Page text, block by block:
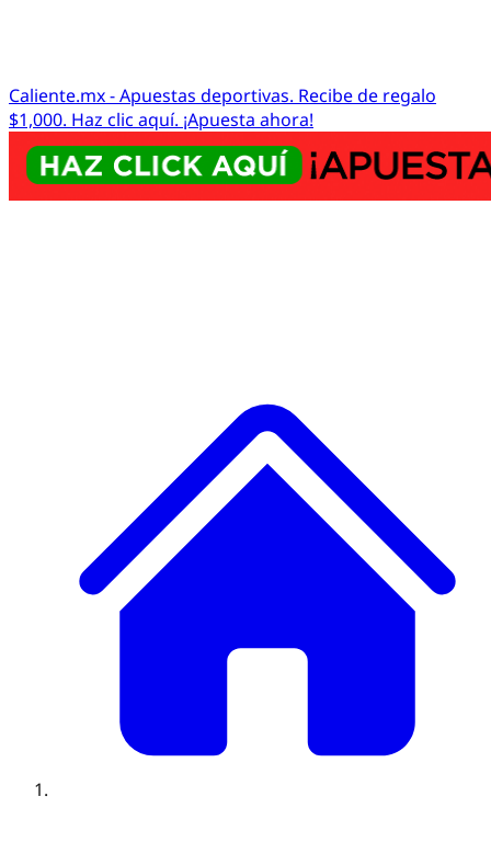
Caliente.mx - Apuestas deportivas. Recibe de regalo
$1,000. Haz clic aquí. ¡Apuesta ahora!